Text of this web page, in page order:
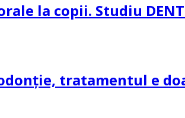
la copii. Studiu DENT
tratamentul e